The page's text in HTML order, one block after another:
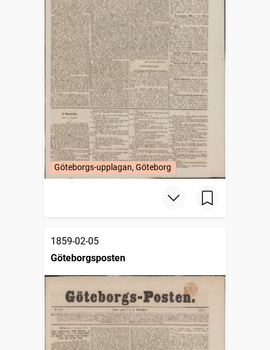
Göteborgs-upplagan, Göteborg
1859-02-05
Göteborgsposten